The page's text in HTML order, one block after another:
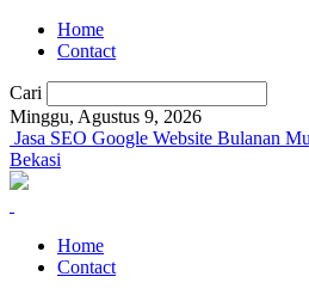
Home
Contact
Cari
Minggu, Agustus 9, 2026
Jasa SEO Google Website Bulanan
Bekasi
Home
Contact